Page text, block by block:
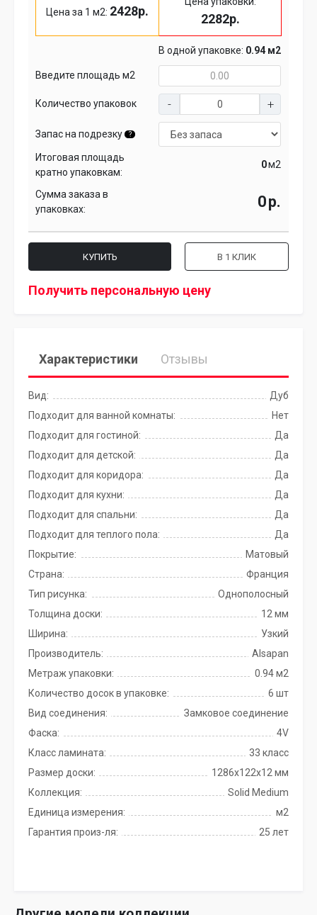
Цена за 1 м2: 2428р.
2282р.
В одной упаковке: 0.94 м2
Введите площадь м2
Количество упаковок
Запас на подрезку ?
Итоговая площадь
кратно упаковкам:
м2
Сумма заказа в
упаковках:
р.
КУПИТЬ В 1 КЛИК
Получить персональную цену
Характеристики Отзывы
Вид:
Дуб
Подходит для ванной комнаты:
Нет
Подходит для гостиной:
Да
Подходит для детской:
Да
Подходит для коридора:
Да
Подходит для кухни:
Да
Подходит для спальни:
Да
Подходит для теплого пола:
Да
Покрытие:
Матовый
Страна:
Франция
Тип рисунка:
Однополосный
Толщина доски:
12 мм
Ширина:
Узкий
Производитель:
Alsapan
Метраж упаковки:
0.94 м2
Количество досок в упаковке:
6 шт
Вид соединения:
Замковое соединение
Фаска:
4V
Класс ламината:
33 класс
Размер доски:
1286х122х12 мм
Коллекция:
Solid Medium
Единица измерения:
м2
Гарантия произ-ля:
25 лет